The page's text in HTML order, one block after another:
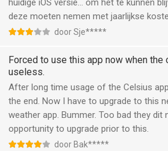
*Weergave van actieve orkanen,
stormen en tornado's maken deel uit
RADARKAART: Satellietweergave &
Op de radarkaart is er een zwevende
die een klein menu opent wanneer erop
menu staat een afbeelding van een
indrukken om te wisselen tussen de
standaardkaartweergave.
huidige iOS versie… om het te kunnen
deze moeten nemen met jaarlijkse
door Sje*****
Forced to use this app now when
useless.
After long time usage of the Celsius
the end. Now I have to upgrade to this
weather app. Bummer. Too bad they dit
opportunity to upgrade prior to this.
door Bak*****